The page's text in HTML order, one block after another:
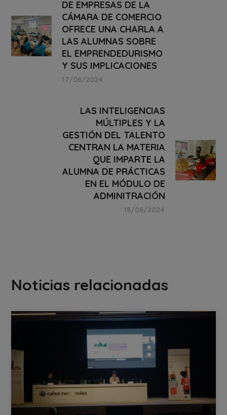
DE EMPRESAS DE LA
CÁMARA DE COMERCIO
OFRECE UNA CHARLA A
LAS ALUMNAS SOBRE
EL EMPRENDEDURISMO
Y SUS IMPLICACIONES
17/06/2024
LAS INTELIGENCIAS
MÚLTIPLES Y LA
GESTIÓN DEL TALENTO
CENTRAN LA MATERIA
QUE IMPARTE LA
ALUMNA DE PRÁCTICAS
EN EL MÓDULO DE
ADMINITRACIÓN
18/06/2024
Noticias relacionadas